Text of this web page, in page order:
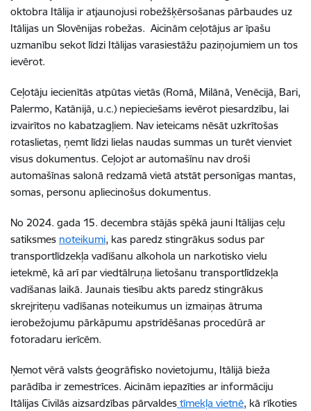
oktobra Itālija ir atjaunojusi robežšķērsošanas pārbaudes uz
Itālijas un Slovēnijas robežas. Aicinām ceļotājus ar īpašu
uzmanību sekot līdzi Itālijas varasiestāžu paziņojumiem un tos
ievērot.
Ceļotāju iecienītās atpūtas vietās (Romā, Milānā, Venēcijā, Bari,
Palermo, Katānijā, u.c.) nepieciešams ievērot piesardzību, lai
izvairītos no kabatzagļiem. Nav ieteicams nēsāt uzkrītošas
rotaslietas, ņemt līdzi lielas naudas summas un turēt vienviet
visus dokumentus. Ceļojot ar automašīnu nav droši
automašīnas salonā redzamā vietā atstāt personīgas mantas,
somas, personu apliecinošus dokumentus.
No 2024. gada 15. decembra stājās spēkā jauni Itālijas ceļu
satiksmes noteikumi, kas paredz stingrākus sodus par
transportlīdzekļa vadīšanu alkohola un narkotisko vielu
ietekmē, kā arī par viedtālruņa lietošanu transportlīdzekļa
vadīšanas laikā. Jaunais tiesību akts paredz stingrākus
skrejriteņu vadīšanas noteikumus un izmaiņas ātruma
ierobežojumu pārkāpumu apstrīdēšanas procedūrā ar
fotoradaru ierīcēm.
Ņemot vērā valsts ģeogrāfisko novietojumu, Itālijā bieža
parādība ir zemestrīces. Aicinām iepazīties ar informāciju
Itālijas Civilās aizsardzības pārvaldes tīmekļa vietnē, kā rīkoties